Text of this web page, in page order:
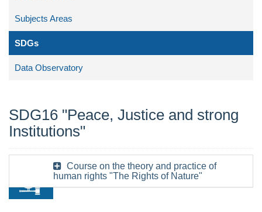
Subjects Areas
SDGs
Data Observatory
SDG16 "Peace, Justice and strong
Institutions"
Course on the theory and practice of
human rights "The Rights of Nature"